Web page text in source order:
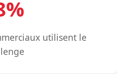
utilisent le